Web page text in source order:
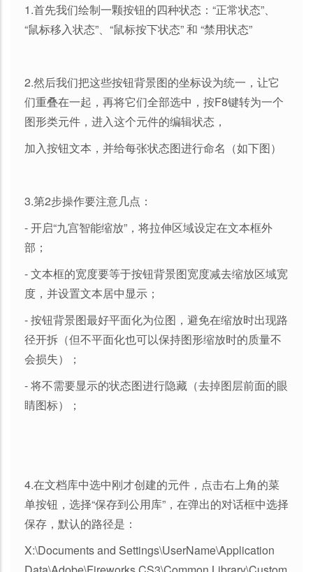
1.首先我们绘制一颗按钮的四种状态：“正常状态”、
“鼠标移入状态”、“鼠标按下状态” 和 “禁用状态”
2.然后我们把这些按钮背景图的坐标设为统一，让它
们重叠在一起，再将它们全部选中，按F8键转为一个
图形类元件，进入这个元件的编辑状态，
加入按钮文本，并给每张状态图进行命名（如下图）
3.第2步操作要注意几点：
- 开启“九宫智能缩放”，将拉伸区域设定在文本框外
部；
- 文本框的宽度要等于按钮背景图宽度减去缩放区域宽
度，并设置文本居中显示；
- 按钮背景图最好平面化为位图，避免在缩放时出现路
径开拆（但不平面化也可以保持图形缩放时的质量不
会损失）；
- 将不需要显示的状态图进行隐藏（去掉图层前面的眼
睛图标）；
4.在文档库中选中刚才创建的元件，点击右上角的菜
单按钮，选择“保存到公用库”，在弹出的对话框中选择
保存，默认的路径是：
X:\Documents and Settings\UserName\Application